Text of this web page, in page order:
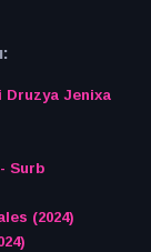
Druzya Jenixa
Surb
(2024)